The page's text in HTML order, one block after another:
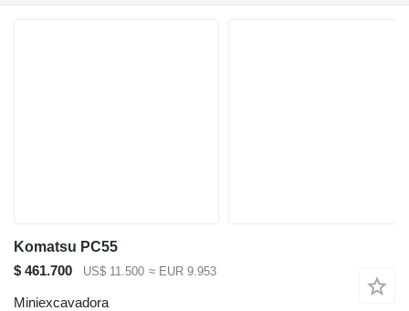
Komatsu PC55
$ 461.700
US$ 11.500 ≈ EUR 9.953
Miniexcavadora